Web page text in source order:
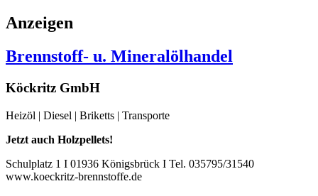
Anzeigen
Brennstoff- u. Mineralölhandel
Köckritz GmbH
Heizöl | Diesel | Briketts | Transporte
Jetzt auch Holzpellets!
Schulplatz 1 I 01936 Königsbrück I Tel. 035795/31540
www.koeckritz-brennstoffe.de